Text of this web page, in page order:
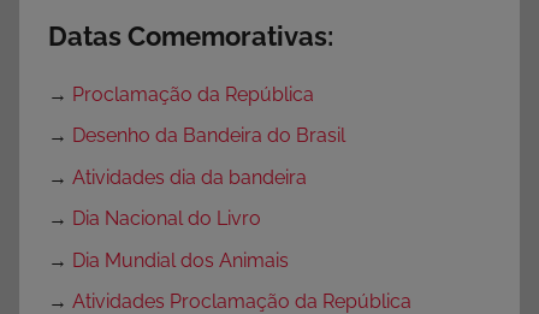
Datas Comemorativas:
→ Proclamação da República
→ Desenho da Bandeira do Brasil
→ Atividades dia da bandeira
→ Dia Nacional do Livro
→ Dia Mundial dos Animais
→ Atividades Proclamação da República